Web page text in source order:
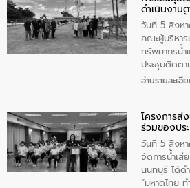
ดำเนินงา
ทรัพยากรน้
ปีงบประม
วันที่ 5 สิงห
คณะผู้บริหาร
ทรัพยากรน้ำ
ประชุมติดตา
ตามพระรา
วัดสิงห์ จังห
สุขชื่น นายก
บริหารเทศบ
ประชาชนใ
ส่วนได้ส่วนเ
จัดการคุณภ
อ่านรายละเอี
โครงการส่
ร่วมของปร
แก้ไขปัญห
วันที่ 5 สิงห
จัดการน้ำเสี
นนทบุรี ได้ด
“มหาดไทย